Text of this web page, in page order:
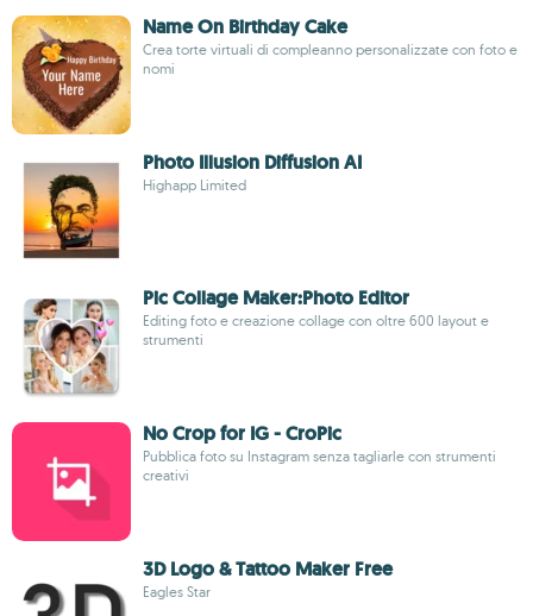
Name On Birthday Cake
Crea torte virtuali di compleanno personalizzate con foto e
nomi
Photo Illusion Diffusion AI
Highapp Limited
Pic Collage Maker:Photo Editor
Editing foto e creazione collage con oltre 600 layout e
strumenti
No Crop for IG - CroPic
Pubblica foto su Instagram senza tagliarle con strumenti
creativi
3D Logo & Tattoo Maker Free
Eagles Star